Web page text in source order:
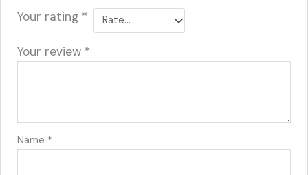
Your rating *
Your review *
Name *